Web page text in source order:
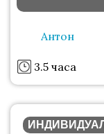
Антон
3.5 часа